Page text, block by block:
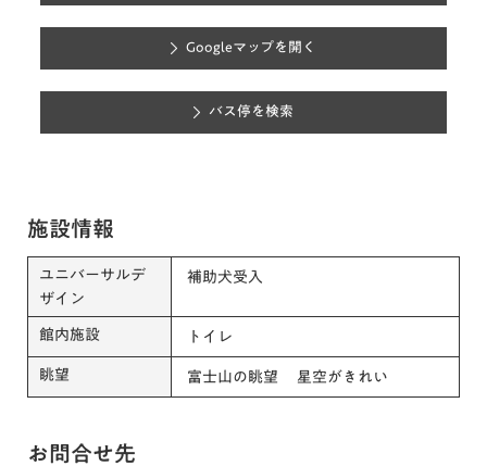
Googleマップを開く
バス停を検索
施設情報
ユニバーサルデ
ザイン
補助犬受入
館内施設 トイレ
眺望 富士山の眺望 星空がきれい
お問合せ先